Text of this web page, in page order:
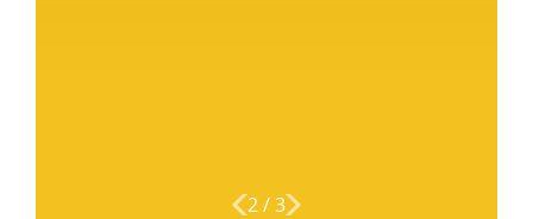
2/3